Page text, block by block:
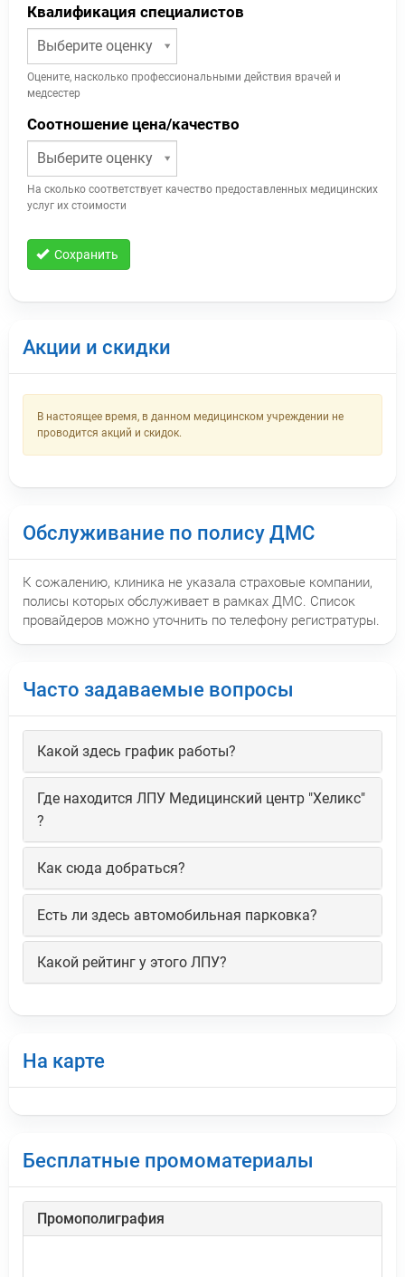
Квалификация специалистов
Выберите оценку
Оцените, насколько профессиональными действия врачей и
медсестер
Соотношение цена/качество
Выберите оценку
На сколько соответствует качество предоставленных медицинских
услуг их стоимости
Сохранить
Акции и скидки
В настоящее время, в данном медицинском учреждении не
проводится акций и скидок.
Обслуживание по полису ДМС
К сожалению, клиника не указала страховые компании,
полисы которых обслуживает в рамках ДМС. Список
провайдеров можно уточнить по телефону регистратуры.
Часто задаваемые вопросы
Какой здесь график работы?
Где находится ЛПУ Медицинский центр "Хеликс"
?
Как сюда добраться?
Есть ли здесь автомобильная парковка?
Какой рейтинг у этого ЛПУ?
На карте
Бесплатные промоматериалы
Промополиграфия